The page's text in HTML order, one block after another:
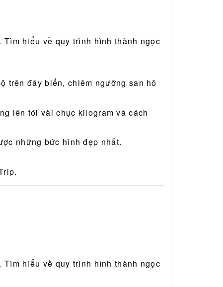
hiểu về quy trình hình thành ngọc
trên đáy biển, chiêm ngưỡng san hô
lên tới vài chục kilogram và cách
những bức hình đẹp nhất.
hiểu về quy trình hình thành ngọc